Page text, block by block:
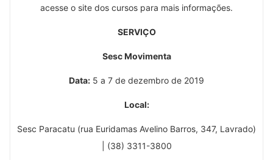
acesse o site dos cursos para mais informações.
SERVIÇO
Sesc Movimenta
Data: 5 a 7 de dezembro de 2019
Local:
Sesc Paracatu (rua Euridamas Avelino Barros, 347, Lavrado)
| (38) 3311-3800